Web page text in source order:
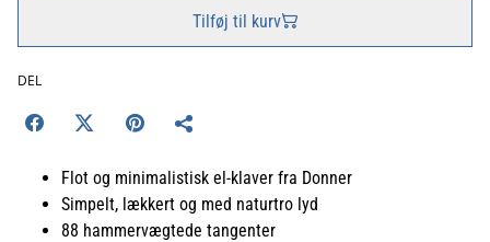
Tilføj til kurv
DEL
Flot og minimalistisk el-klaver fra Donner
Simpelt, lækkert og med naturtro lyd
88 hammervægtede tangenter